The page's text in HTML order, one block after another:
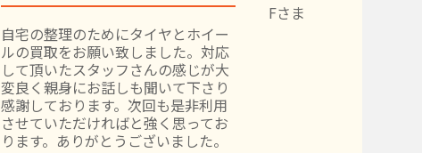
自宅の整理のためにタイヤとホイー
ルの買取をお願い致しました。対応
して頂いたスタッフさんの感じが大
変良く親身にお話しも聞いて下さり
感謝しております。次回も是非利用
させていただければと強く思ってお
ります。ありがとうございました。
Fさま